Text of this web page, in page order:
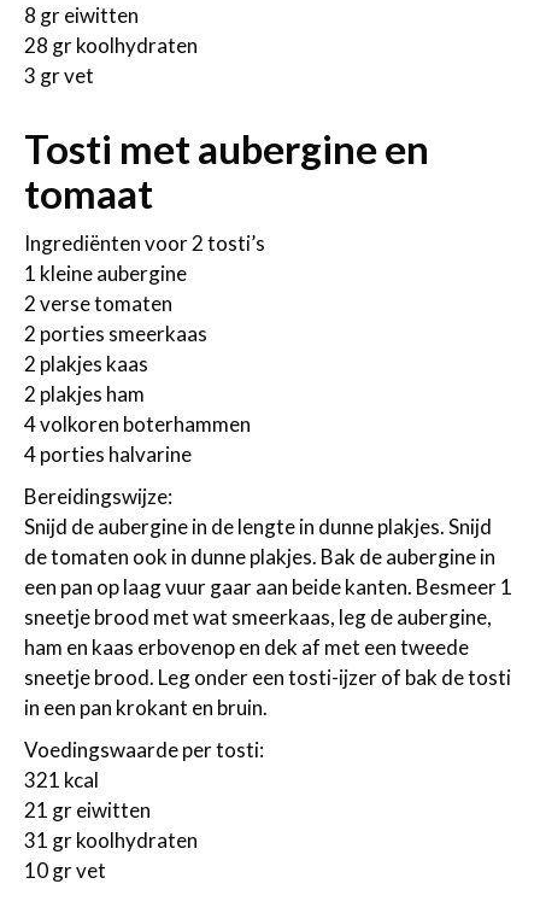
8 gr eiwitten
28 gr koolhydraten
3 gr vet
Tosti met aubergine en
tomaat
Ingrediënten voor 2 tosti’s
1 kleine aubergine
2 verse tomaten
2 porties smeerkaas
2 plakjes kaas
2 plakjes ham
4 volkoren boterhammen
4 porties halvarine
Bereidingswijze:
Snijd de aubergine in de lengte in dunne plakjes. Snijd
de tomaten ook in dunne plakjes. Bak de aubergine in
een pan op laag vuur gaar aan beide kanten. Besmeer 1
sneetje brood met wat smeerkaas, leg de aubergine,
ham en kaas erbovenop en dek af met een tweede
sneetje brood. Leg onder een tosti-ijzer of bak de tosti
in een pan krokant en bruin.
Voedingswaarde per tosti:
321 kcal
21 gr eiwitten
31 gr koolhydraten
10 gr vet